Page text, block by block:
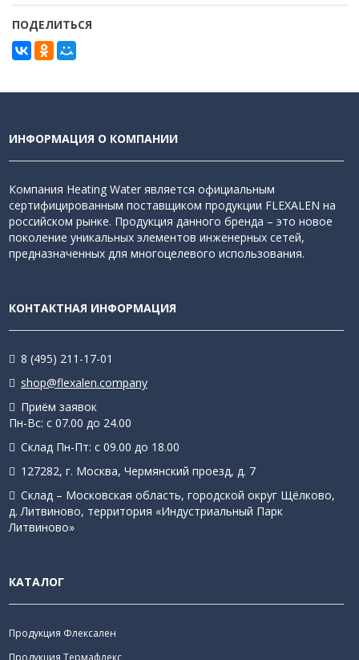
ПОДЕЛИТЬСЯ
ИНФОРМАЦИЯ О КОМПАНИИ
Компания Heating Water является официальным
сертифицированным поставщиком продукции FLEXALEN на
российском рынке. Продукция данного бренда – это новое
поколение уникальных элементов инженерных сетей,
предназначенных для многоцелевого использования.
КОНТАКТНАЯ ИНФОРМАЦИЯ
8 (495) 211-17-01
shop@flexalen.company
Приём заявок
Пн-Вс: с 07.00 до 24.00
Склад Пн-Пт: с 09.00 до 18.00
127282, г. Москва, Чермянский проезд, д. 7
Склад – Московская область, городской округ Щёлково,
д. Литвиново, территория «Индустриальный Парк
Литвиново»
КАТАЛОГ
Продукция Флексален
Продукция Термафлекс